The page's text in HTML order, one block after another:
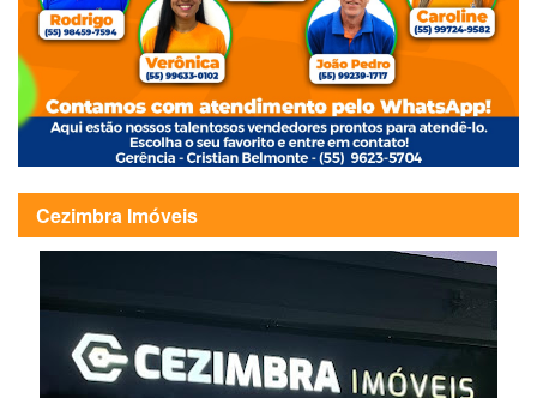
Cezimbra Imóveis